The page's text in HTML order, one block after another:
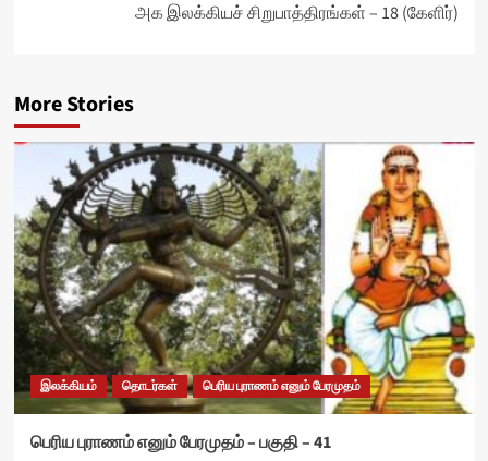
அக இலக்கியச் சிறுபாத்திரங்கள் – 18 (கேளிர்)
More Stories
இலக்கியம் தொடர்கள் பெரிய புராணம் எனும் பேரமுதம்
பெரிய புராணம் எனும் பேரமுதம் – பகுதி – 41